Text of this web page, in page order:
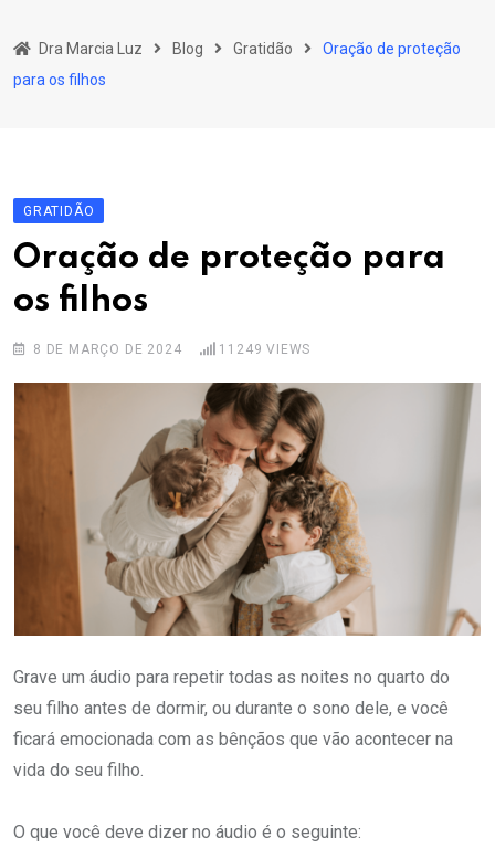
to
content
Dra Marcia Luz Blog Gratidão
Oração de proteção
para os filhos
GRATIDÃO
Oração de proteção para
os filhos
8 DE MARÇO DE 2024 11249 VIEWS
Grave um áudio para repetir todas as noites no quarto do
seu filho antes de dormir, ou durante o sono dele, e você
ficará emocionada com as bênçãos que vão acontecer na
vida do seu filho.
O que você deve dizer no áudio é o seguinte: